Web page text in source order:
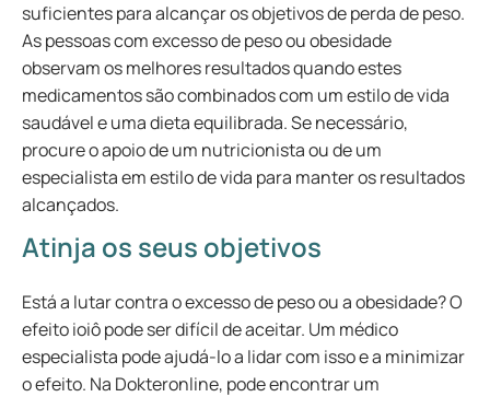
suficientes para alcançar os objetivos de perda de peso.
As pessoas com excesso de peso ou obesidade
observam os melhores resultados quando estes
medicamentos são combinados com um estilo de vida
saudável e uma dieta equilibrada. Se necessário,
procure o apoio de um nutricionista ou de um
especialista em estilo de vida para manter os resultados
alcançados.
Atinja os seus objetivos
Está a lutar contra o excesso de peso ou a obesidade? O
efeito ioiô pode ser difícil de aceitar. Um médico
especialista pode ajudá-lo a lidar com isso e a minimizar
o efeito. Na Dokteronline, pode encontrar um